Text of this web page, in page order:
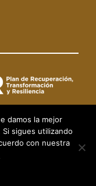
de Cookies
Empresarial 2.0.
damos la mejor
sigues utilizando
con nuestra